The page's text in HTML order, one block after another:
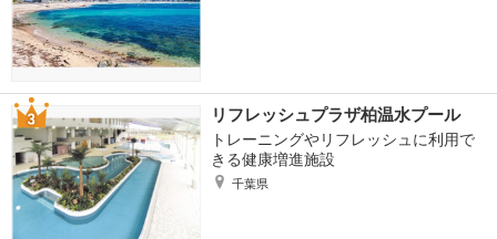
リフレッシュプラザ柏温水プール
トレーニングやリフレッシュに利用で
きる健康増進施設
千葉県